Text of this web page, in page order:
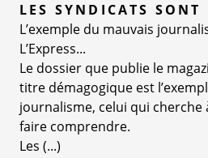
LES SYNDICATS
L’exemple du mauvais
L’Express...
Le dossier que publie le
titre démagogique est
journalisme, celui qui cherche
faire comprendre.
Les (...)